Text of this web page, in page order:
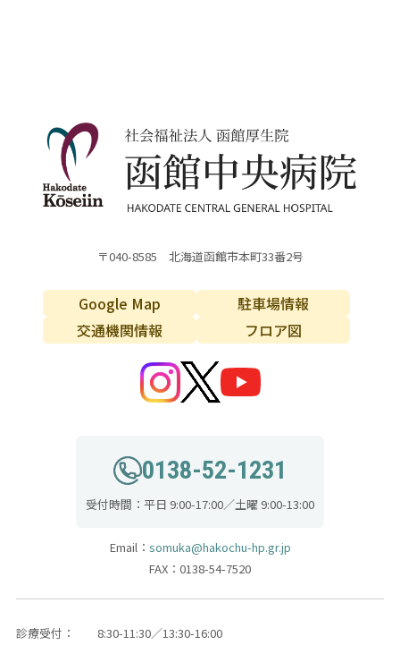
〒040-8585 北海道函館市本町33番2号
Google Map
駐車場情報
交通機関情報
フロア図
0138-52-1231
受付時間：平日 9:00-17:00／土曜 9:00-13:00
Email： somuka@hakochu-hp.gr.jp
FAX：0138-54-7520
診療受付： 8:30-11:30／13:30-16:00